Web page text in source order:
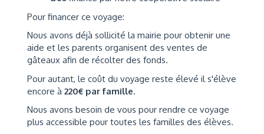
Pour financer ce voyage:
Nous avons déjà sollicité la mairie pour obtenir une
aide et les parents organisent des ventes de
gâteaux afin de récolter des fonds.
Pour autant, le coût du voyage reste élevé il s'élève
encore à 220€ par famille.
Nous avons besoin de vous pour rendre ce voyage
plus accessible pour toutes les familles des élèves.